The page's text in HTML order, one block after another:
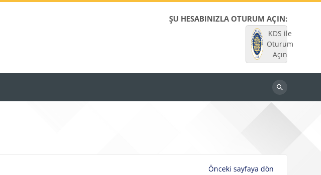
ŞU HESABINIZLA OTURUM AÇIN:
KDS ile
Oturum
Açın
Dersleri
ara
Önceki sayfaya dön